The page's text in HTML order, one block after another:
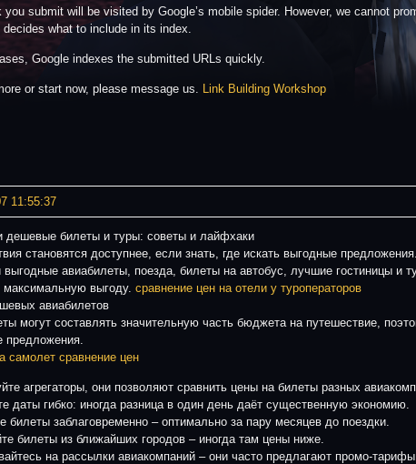
you submit will be visited by Google’s mobile spider. However, we cannot
what to include in its index.
Google indexes the submitted URLs quickly.
or start now, please message us. Link Building Workshop
11:55:37
дешевые билеты и туры: советы и лайфхаки
становятся доступнее, если знать, где искать выгодные
выгодные авиабилеты, поезда, билеты на автобус, лучшие гостиницы и
максимальную выгоду. сравнение цен на отели у туроператоров
авиабилетов
могут составлять значительную часть бюджета на путешествие,
предложения.
самолет сравнение цен
агрегаторы, они позволяют сравнить цены на билеты разных
даты гибко: иногда разница в один день даёт существенную экономию.
билеты заблаговременно – оптимально за пару месяцев до поездки.
билеты из ближайших городов – иногда там цены ниже.
на рассылки авиакомпаний – они часто предлагают промо-тарифы.